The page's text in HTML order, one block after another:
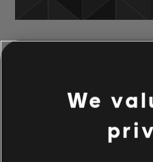
Zeitgeist Concert -
Alchemy of the
We